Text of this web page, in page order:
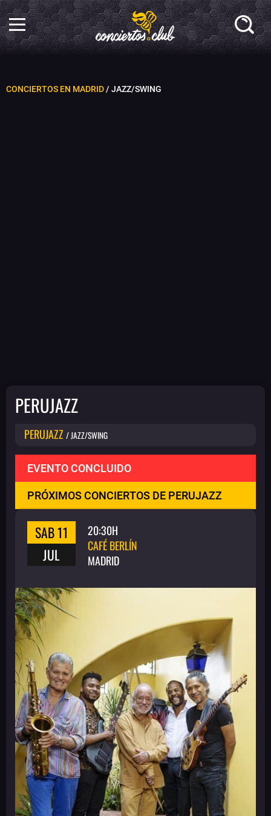
CONCIERTOS EN MADRID/ JAZZ/SWING
PERUJAZZ
PERUJAZZ / JAZZ/SWING
EVENTO CONCLUIDO
PRÓXIMOS CONCIERTOS DE PERUJAZZ
SAB 11
JUL
20:30H
CAFÉ BERLÍN
MADRID